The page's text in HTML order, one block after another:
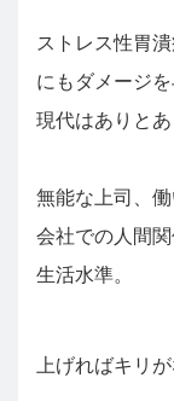
ストレス性胃
にもダメージ
現代はありと
無能な上司、
会社での人間
生活水準。
上げればキリが